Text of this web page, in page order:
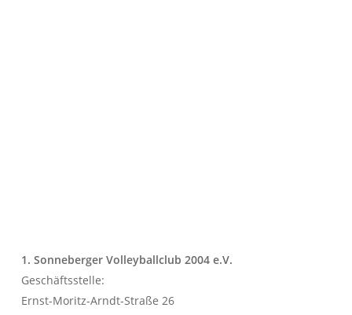
1. Sonneberger Volleyballclub 2004 e.V.
Geschäftsstelle:
Ernst-Moritz-Arndt-Straße 26